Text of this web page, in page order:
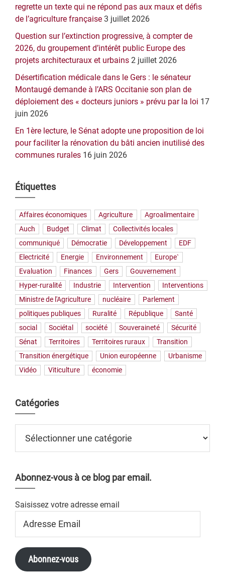
regrette un texte qui ne répond pas aux maux et défis
de l’agriculture française 3 juillet 2026
Question sur l’extinction progressive, à compter de
2026, du groupement d’intérêt public Europe des
projets architecturaux et urbains 2 juillet 2026
Désertification médicale dans le Gers : le sénateur
Montaugé demande à l’ARS Occitanie son plan de
déploiement des « docteurs juniors » prévu par la loi 17
juin 2026
En 1ère lecture, le Sénat adopte une proposition de loi
pour faciliter la rénovation du bâti ancien inutilisé des
communes rurales 16 juin 2026
Étiquettes
Affaires économiques Agriculture
Agroalimentaire
Auch
Budget Climat
Collectivités locales
communiqué
Démocratie Développement
EDF
Electricité
Energie Environnement
Europe`
Evaluation
Finances Gers
Gouvernement
Hyper-ruralité
Industrie Intervention
Interventions
Ministre de l'Agriculture
nucléaire
Parlement
politiques publiques
Ruralité République
Santé
social
Sociétal société Souveraineté
Sécurité
Sénat
Territoires Territoires ruraux
Transition
Transition énergétique
Union européenne
Urbanisme
Vidéo
Viticulture économie
Catégories
Abonnez-vous à ce blog par email.
Saisissez votre adresse email
Email
Abonnez-vous